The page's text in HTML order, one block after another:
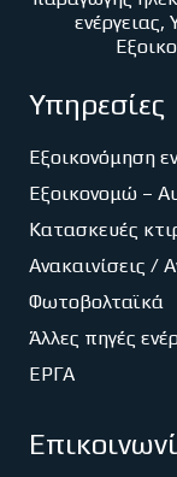
Υπηρεσίες
Εξοικονόμηση
Εξοικονομώ –
Κατασκευές
Ανακαινίσεις /
Φωτοβολταϊκά
Άλλες πηγές
ΕΡΓΑ